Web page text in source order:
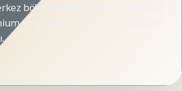
bölgesindeki markalar için SEO
ve animasyonlu Motion Design